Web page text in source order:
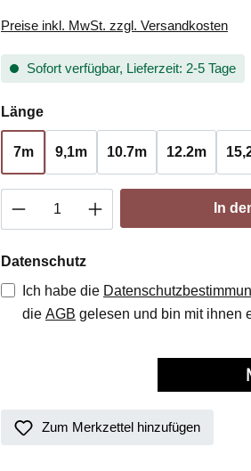
Preise inkl. MwSt. zzgl. Versandkosten
Sofort verfügbar, Lieferzeit: 2-5 Tage
Längeauswählen
7m 9,1m 10.7m 12.2m
Produkt Anzahl: Gib den
In
Datenschutz
Ich habe die
die AGB gelesen und bin mit ihnen
Zum Merkzettel hinzufügen